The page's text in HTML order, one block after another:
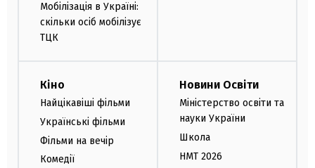
Мобілізація в Україні:
скільки осіб мобілізує
ТЦК
Кіно
Найцікавіші фільми
Українські фільми
Фільми на вечір
Комедії
Новини Освіти
Міністерство освіти та
науки України
Школа
НМТ 2026